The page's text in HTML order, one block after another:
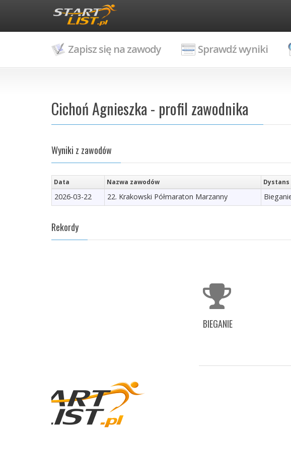
Zapisz się na zawody Sprawdź wyniki
Cichoń Agnieszka - profil zawodnika
Wyniki z zawodów
Data Nazwa zawodów Dystans
2026-03-22 22. Krakowski Półmaraton Marzanny
Rekordy
BIEGANIE